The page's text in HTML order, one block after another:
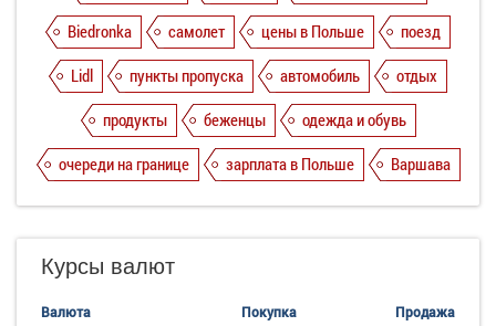
Biedronka
самолет цены в Польше
поезд
Lidl
пункты пропуска автомобиль
отдых
продукты
беженцы
одежда и обувь
очереди на границе
зарплата в Польше Варшава
Курсы валют
Валюта Покупка Продажа